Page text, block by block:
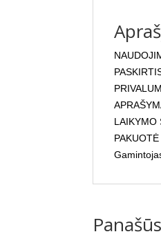
LAIKYMO